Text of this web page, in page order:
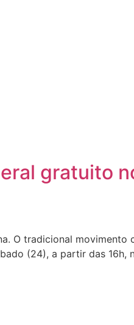
gratuito
O tradicional movimento
(24), a partir das 16h,